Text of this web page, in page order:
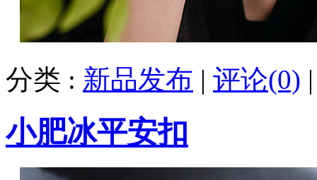
分类 : 新品发布 | 评论(0)
小肥冰平安扣